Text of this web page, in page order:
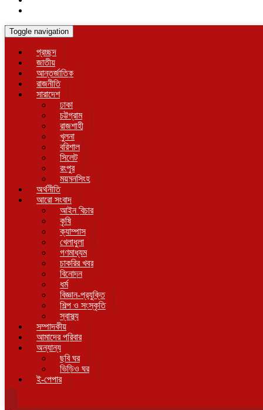
Toggle navigation
প্রচ্ছদ
জাতীয়
আন্তর্জাতিক
রাজনীতি
সারাদেশ
ঢাকা
চট্টগ্রাম
রাজশাহী
খুলনা
বরিশাল
সিলেট
রংপুর
ময়মনসিংহ
অর্থনীতি
আরো সংবাদ
আইন বিচার
কৃষি
ক্যাম্পাস
খেলাধুলা
গণমাধ্যম
চাকরির খবর
বিনোদন
ধর্ম
বিজ্ঞান-প্রযুক্তি
শিল্প ও সংস্কৃতি
স্বাস্থ্য
সম্পাদকীয়
আমাদের পরিবার
অন্যান্য
ছবি ঘর
ভিডিও ঘর
ই-পেপার